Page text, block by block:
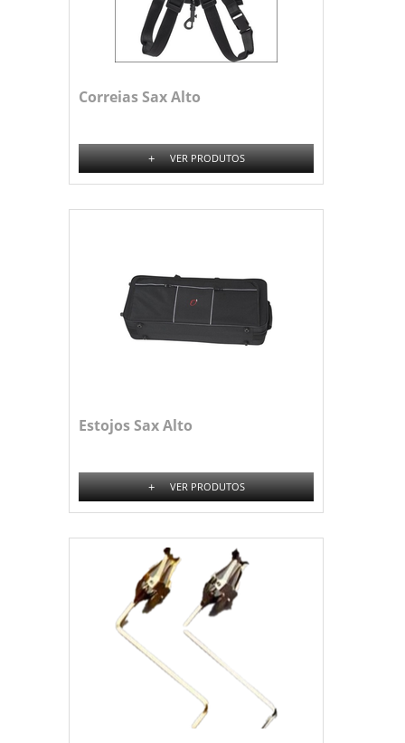
Correias Sax Alto
+ VER PRODUTOS
Estojos Sax Alto
+ VER PRODUTOS